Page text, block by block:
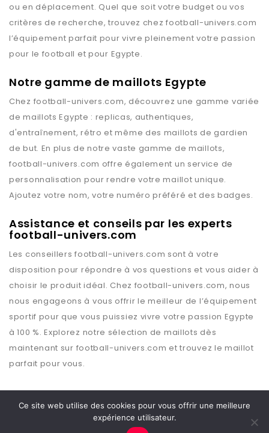
ou en déplacement. Quel que soit votre budget ou vos
critères de recherche, trouvez chezfootball-univers.com
l’équipement parfait pour vivre pleinement votre passion
pour le football et pour Egypte.
Notre gamme de maillots Egypte
Chez football-univers.com, découvrez une gamme variée
de maillotsEgypte : replicas, authentiques,
d'entraînement, rétro et même des maillots de gardien
de but. En plus de notre vaste gamme de maillots,
football-univers.com offre également un service de
personnalisation pour rendre votre maillot unique.
Ajoutez votre nom, votre numéro préféré et des badges.
Assistance et conseils par les experts
football-univers.com
Les conseillersfootball-univers.com sont à votre
disposition pour répondre à vos questions et vous aider à
choisir le produit idéal. Chez football-univers.com, nous
nous engageons à vous offrir le meilleur de l’équipement
sportif pour que vous puissiez vivre votre passion Egypte
à 100 %. Explorez notre sélection de maillots dès
maintenant sur football-univers.com et trouvez le maillot
parfait pour vous.
Ce site web utilise des cookies pour vous offrir une meilleure
expérience utilisateur.